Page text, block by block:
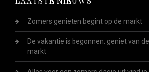
LAATSTE NIEUWS
Zomers genieten begint op de markt
De vakantie is begonnen: geniet van
markt